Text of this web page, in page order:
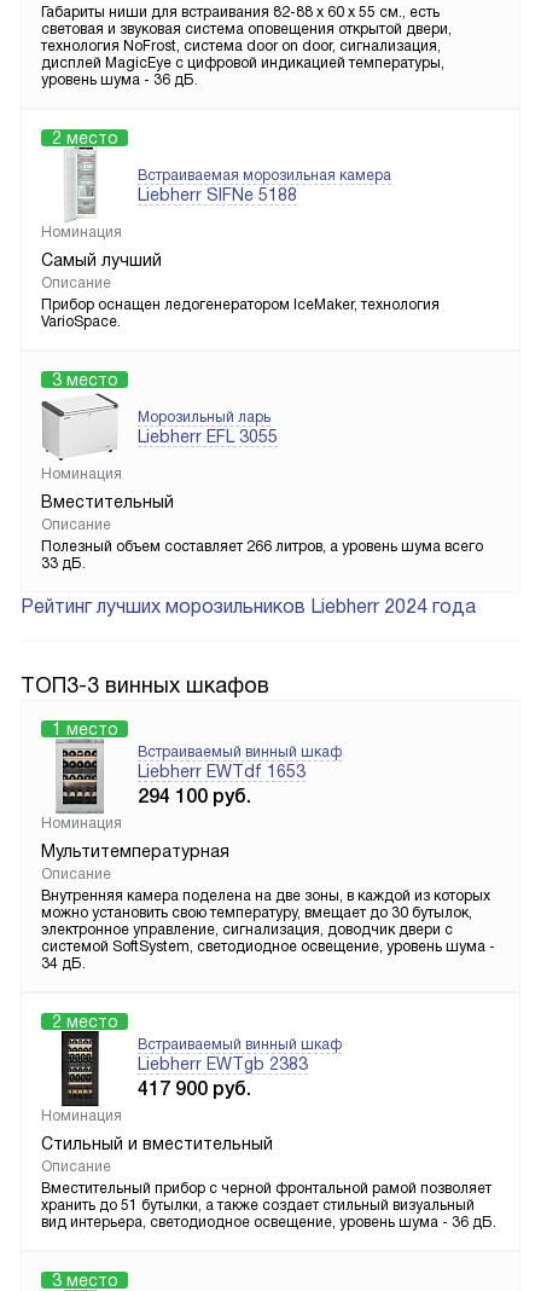
Габариты ниши для встраивания 82-88 х 60 х 55 см., есть
световая и звуковая система оповещения открытой двери,
технология NoFrost, система door on door, сигнализация,
дисплей MagicEye с цифровой индикацией температуры,
уровень шума - 36 дБ.
2 место
Встраиваемая морозильная камера
Liebherr SIFNe 5188
Номинация
Самый лучший
Описание
Прибор оснащен ледогенератором IceMaker, технология
VarioSpace.
3 место
Морозильный ларь
Liebherr EFL 3055
Номинация
Вместительный
Описание
Полезный объем составляет 266 литров, а уровень шума всего
33 дБ.
Рейтинг лучших морозильников Liebherr 2024 года
ТОП3-3 винных шкафов
1 место
Встраиваемый винный шкаф
Liebherr EWTdf 1653
294 100 руб.
Номинация
Мультитемпературная
Описание
Внутренняя камера поделена на две зоны, в каждой из которых
можно установить свою температуру, вмещает до 30 бутылок,
электронное управление, сигнализация, доводчик двери с
системой SoftSystem, светодиодное освещение, уровень шума -
34 дБ.
2 место
Встраиваемый винный шкаф
Liebherr EWTgb 2383
417 900 руб.
Номинация
Стильный и вместительный
Описание
Вместительный прибор с черной фронтальной рамой позволяет
хранить до 51 бутылки, а также создает стильный визуальный
вид интерьера, светодиодное освещение, уровень шума - 36 дБ.
3 место